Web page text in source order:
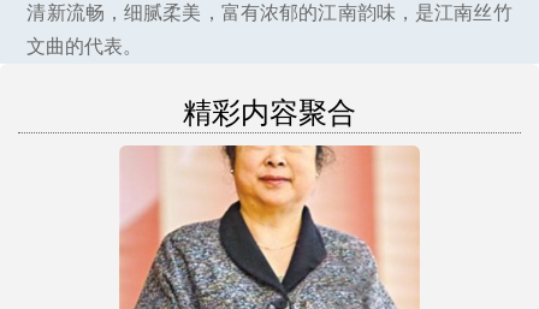
清新流畅，细腻柔美，富有浓郁的江南韵味，是江南丝竹
文曲的代表。
精彩内容聚合